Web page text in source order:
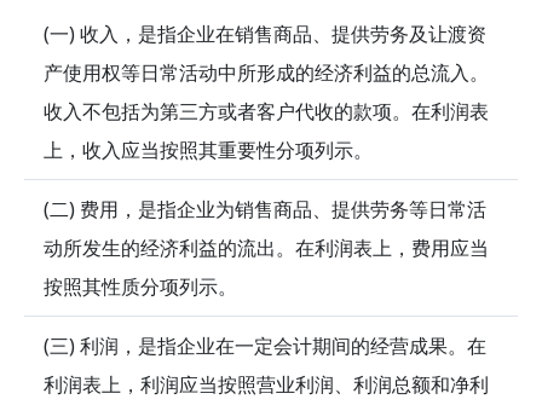
(一) 收入，是指企业在销售商品、提供劳务及让渡资
产使用权等日常活动中所形成的经济利益的总流入。
收入不包括为第三方或者客户代收的款项。在利润表
上，收入应当按照其重要性分项列示。
(二) 费用，是指企业为销售商品、提供劳务等日常活
动所发生的经济利益的流出。在利润表上，费用应当
按照其性质分项列示。
(三) 利润，是指企业在一定会计期间的经营成果。在
利润表上，利润应当按照营业利润、利润总额和净利